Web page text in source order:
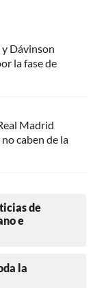
Dávinson
la fase de
Madrid
caben de la
de
e
la